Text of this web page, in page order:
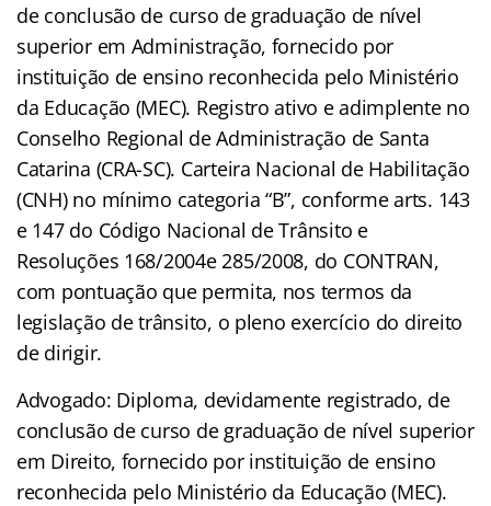
de conclusão de curso de graduação de nível
superior em Administração, fornecido por
instituição de ensino reconhecida pelo Ministério
da Educação (MEC). Registro ativo e adimplente no
Conselho Regional de Administração de Santa
Catarina (CRA-SC). Carteira Nacional de Habilitação
(CNH) no mínimo categoria “B”, conforme arts. 143
e 147 do Código Nacional de Trânsito e
Resoluções 168/2004e 285/2008, do CONTRAN,
com pontuação que permita, nos termos da
legislação de trânsito, o pleno exercício do direito
de dirigir.
Advogado: Diploma, devidamente registrado, de
conclusão de curso de graduação de nível superior
em Direito, fornecido por instituição de ensino
reconhecida pelo Ministério da Educação (MEC).